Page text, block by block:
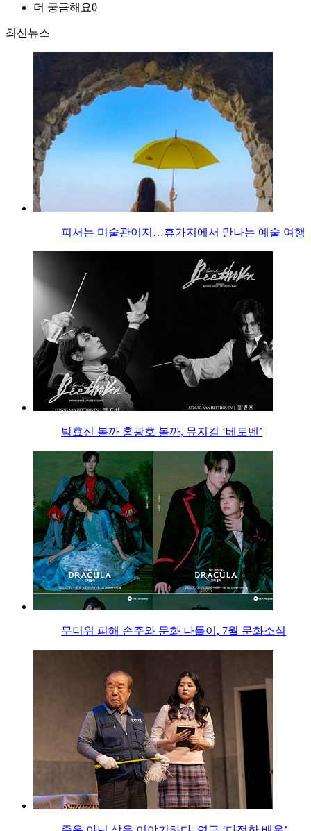
더 궁금해요0
최신뉴스
피서는 미술관이지…휴가지에서 만나는 예술 여행
박효신 볼까 홍광호 볼까, 뮤지컬 ‘베토벤’
무더위 피해 손주와 문화 나들이, 7월 문화소식